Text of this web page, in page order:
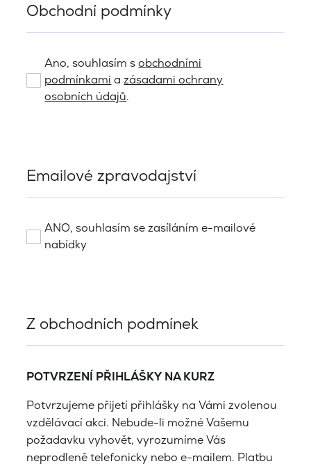
Obchodní podmínky
Ano, souhlasím sobchodními
podmínkami azásadami ochrany
osobních údajů.
Emailové zpravodajství
ANO, souhlasím se zasíláním e-mailové
nabídky
Z obchodních podmínek
POTVRZENÍ PŘIHLÁŠKY NA KURZ
Potvrzujeme přijetí přihlášky na Vámi zvolenou
vzdělávací akci. Nebude-li možné Vašemu
požadavku vyhovět, vyrozumíme Vás
neprodleně telefonicky nebo e-mailem. Platbu